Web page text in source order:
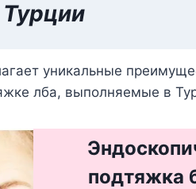
уникальные
лба, выполняемые в
подтяжка